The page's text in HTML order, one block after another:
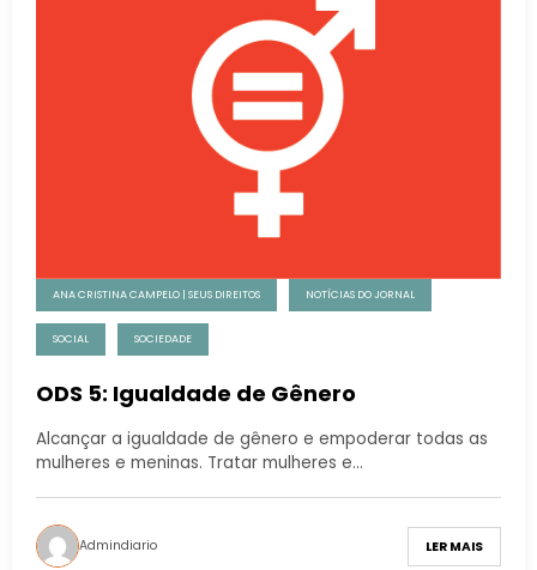
ANA CRISTINA CAMPELO | SEUS DIREITOS NOTÍCIAS DO JORNAL
SOCIAL SOCIEDADE
ODS 5: Igualdade de Gênero
Alcançar a igualdade de gênero e empoderar todas as
mulheres e meninas. Tratar mulheres e…
Admindiario LER MAIS